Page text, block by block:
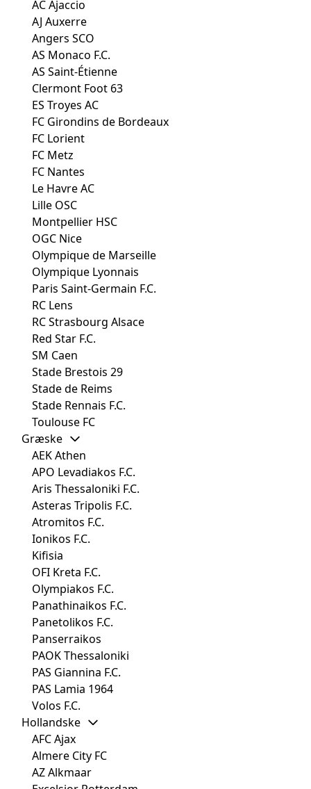
AC Ajaccio
AJ Auxerre
Angers SCO
AS Monaco F.C.
AS Saint-Étienne
Clermont Foot 63
ES Troyes AC
FC Girondins de Bordeaux
FC Lorient
FC Metz
FC Nantes
Le Havre AC
Lille OSC
Montpellier HSC
OGC Nice
Olympique de Marseille
Olympique Lyonnais
Paris Saint-Germain F.C.
RC Lens
RC Strasbourg Alsace
Red Star F.C.
SM Caen
Stade Brestois 29
Stade de Reims
Stade Rennais F.C.
Toulouse FC
Græske
AEK Athen
APO Levadiakos F.C.
Aris Thessaloniki F.C.
Asteras Tripolis F.C.
Atromitos F.C.
Ionikos F.C.
Kifisia
OFI Kreta F.C.
Olympiakos F.C.
Panathinaikos F.C.
Panetolikos F.C.
Panserraikos
PAOK Thessaloniki
PAS Giannina F.C.
PAS Lamia 1964
Volos F.C.
Hollandske
AFC Ajax
Almere City FC
AZ Alkmaar